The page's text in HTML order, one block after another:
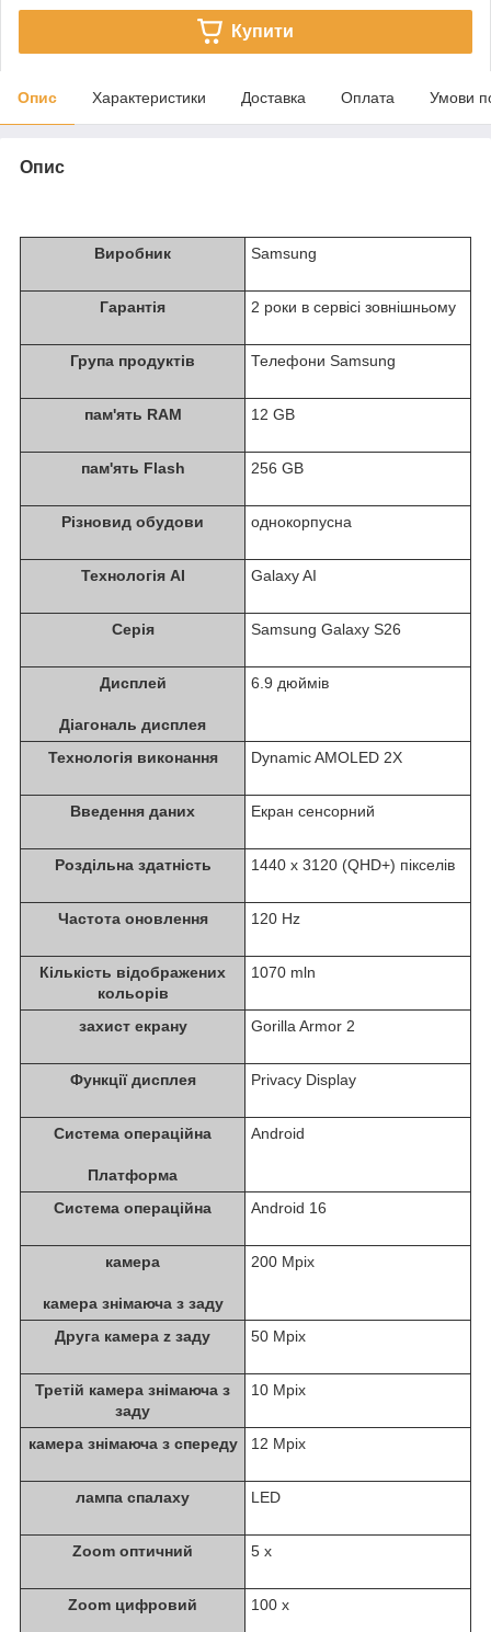
Купити
Опис Характеристики Доставка Оплата Умови
Опис
Виробник Samsung
Гарантія 2 роки в сервісі зовнішньому
Група продуктів Телефони Samsung
пам'ять RAM 12 GB
пам'ять Flash 256 GB
Різновид обудови однокорпусна
Технологія AI Galaxy AI
Серія Samsung Galaxy S26
Дисплей
Діагональ дисплея
6.9 дюймів
Технологія виконання Dynamic AMOLED 2X
Введення даних Екран сенсорний
Роздільна здатність 1440 x 3120 (QHD+) пікселів
Частота оновлення 120 Hz
Кількість відображених
кольорів
1070 mln
захист екрану Gorilla Armor 2
Функції дисплея Privacy Display
Система операційна
Платформа
Android
Система операційна Android 16
камера
камера знімаюча з заду
200 Mpix
Друга камера z заду 50 Mpix
Третій камера знімаюча з
заду
10 Mpix
камера знімаюча з спереду 12 Mpix
лампа спалаху LED
Zoom оптичний 5 x
Zoom цифровий 100 x